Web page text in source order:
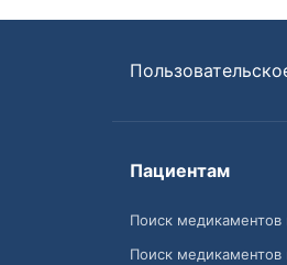
Пациентам
Поиск медикаментов
Поиск медикаментов